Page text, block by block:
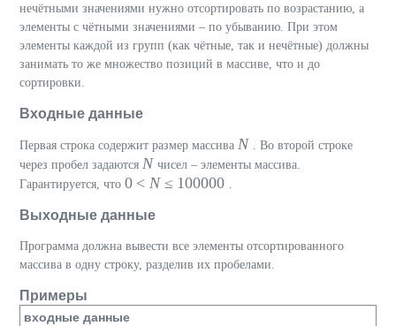
нечётными значениями нужно отсортировать по возрастанию, а
элементы с чётными значениями – по убыванию. При этом
элементы каждой из групп (как чётные, так и нечётные) должны
занимать то же множество позиций в массиве, что и до
сортировки.
Входные данные
Первая строка содержит размер массива N
. Во второй строке
через пробел задаются N чисел – элементы массива.
Гарантируется, что 0 < N ≤ 100000
Выходные данные
Программа должна вывести все элементы отсортированного
массива в одну строку, разделив их пробелами.
Примеры
входные данные